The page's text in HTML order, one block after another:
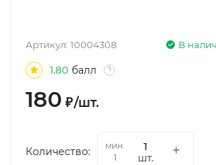
В
Артикул: 10004308
1.80 балл ?
180 ₽/шт.
Количество:
мин.
1
шт.